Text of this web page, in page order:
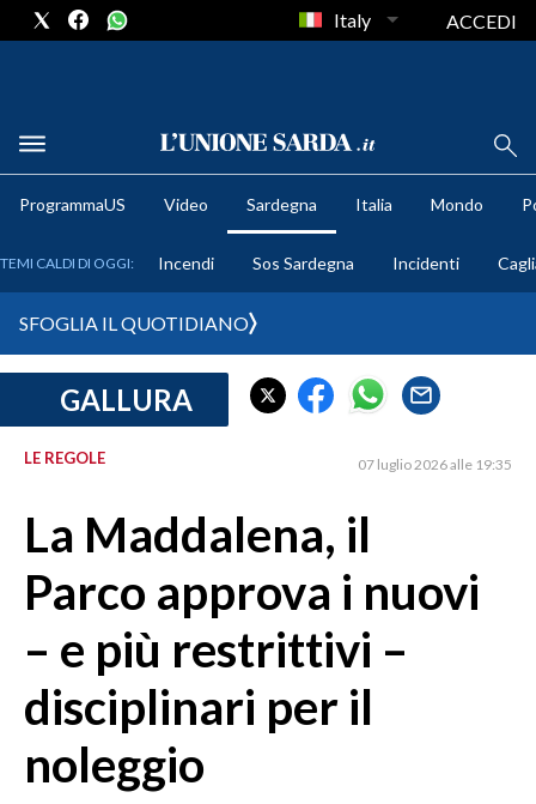
METEO
CRONACA SARDEGNA
MEDIO CAMPIDANO
ORISTANO E PROVINCIA
SASSARI E PROVINCIA
GALLURA
NUORO E PROVINCIA
OGLIASTRA
AGENDA
Italy ACCEDI
ProgrammaUS Video Sardegna Italia Mondo
TEMI CALDI DI OGGI: Incendi Sos Sardegna Incidenti
SFOGLIA IL QUOTIDIANO
GALLURA
LE REGOLE 07 luglio 2026 alle 19:35
La Maddalena, il
Parco approva i nuovi
– e più restrittivi –
disciplinari per il
noleggio